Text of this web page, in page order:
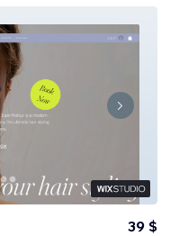
39 $